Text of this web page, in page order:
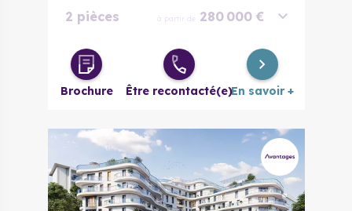
2 pièces à partir de 280 000 €
2 pièces
évolutif
à partir de 285 300 €
4 pièces à partir de 445 850 €
Brochure Être recontacté(e)En savoir +